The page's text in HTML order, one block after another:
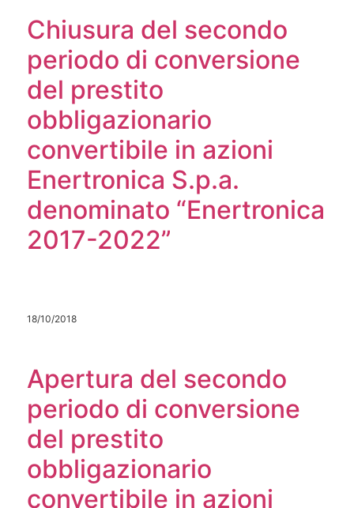
Chiusura del secondo
periodo di conversione
del prestito
obbligazionario
convertibile in azioni
Enertronica S.p.a.
denominato “Enertronica
2017-2022”
18/10/2018
Apertura del secondo
periodo di conversione
del prestito
obbligazionario
convertibile in azioni